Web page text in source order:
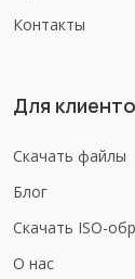
Контакты
Для
Скачать файлы
Блог
Скачать ISO-
О нас